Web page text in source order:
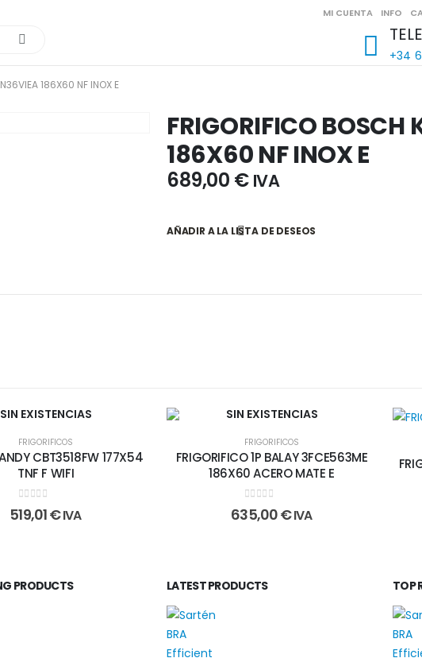
MI CUENTA INFO
+34
186X60 NF INOX E
FRIGORIFICO BOSCH
186X60 NF INOX E
689,00 € IVA
AÑADIR A LA LISTA DE DESEOS
SIN EXISTENCIAS
FRIGORIFICOS
CBT3518FW 177X54
TNF F WIFI
0out of 5
519,01€IVA
SIN EXISTENCIAS
FRIGORIFICOS
FRIGORIFICO 1P BALAY 3FCE563ME
186X60 ACERO MATE E
0 out of 5
635,00€IVA
PRODUCTS LATEST PRODUCTS TOP